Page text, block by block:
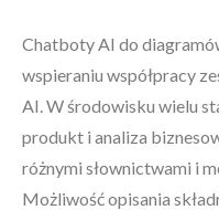
Chatboty AI do
wspieraniu współpracy
AI. W środowisku wielu
produkt i analiza
różnymi słownictwami i
Możliwość opisania